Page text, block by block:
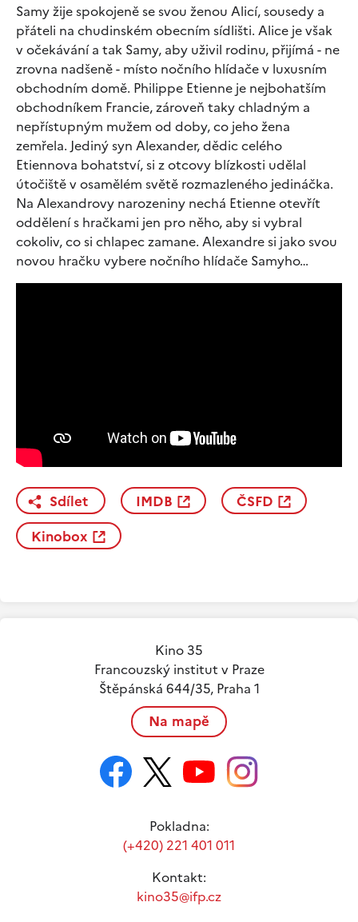
Samy žije spokojeně se svou ženou Alicí, sousedy a
přáteli na chudinském obecním sídlišti. Alice je však
v očekávání a tak Samy, aby uživil rodinu, přijímá - ne
zrovna nadšeně - místo nočního hlídače v luxusním
obchodním domě. Philippe Etienne je nejbohatším
obchodníkem Francie, zároveň taky chladným a
nepřístupným mužem od doby, co jeho žena
zemřela. Jediný syn Alexander, dědic celého
Etiennova bohatství, si z otcovy blízkosti udělal
útočiště v osamělém světě rozmazleného jedináčka.
Na Alexandrovy narozeniny nechá Etienne otevřít
oddělení s hračkami jen pro něho, aby si vybral
cokoliv, co si chlapec zamane. Alexandre si jako svou
novou hračku vybere nočního hlídače Samyho…
Sdílet IMDB
ČSFD
Kinobox
Kino 35
Francouzský institut v Praze
Štěpánská 644/35, Praha 1
Na mapě
Pokladna:
(+420) 221 401 011
Kontakt:
kino35@ifp.cz